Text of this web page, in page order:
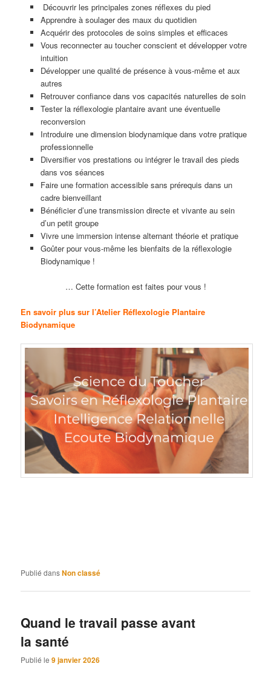
Découvrir les principales zones réflexes du pied
Apprendre à soulager des maux du quotidien
Acquérir des protocoles de soins simples et efficaces
Vous reconnecter au toucher conscient et développer votre
intuition
Développer une qualité de présence à vous-même et aux
autres
Retrouver confiance dans vos capacités naturelles de soin
Tester la réflexologie plantaire avant une éventuelle
reconversion
Introduire une dimension biodynamique dans votre pratique
professionnelle
Diversifier vos prestations ou intégrer le travail des pieds
dans vos séances
Faire une formation accessible sans prérequis dans un
cadre bienveillant
Bénéficier d’une transmission directe et vivante au sein
d’un petit groupe
Vivre une immersion intense alternant théorie et pratique
Goûter pour vous-même les bienfaits de la réflexologie
Biodynamique !
… Cette formation est faites pour vous !
En savoir plus sur l’Atelier Réflexologie Plantaire
Biodynamique
Publié dansNon classé
Quand le travail passe avant
la santé
Publié le9 janvier 2026